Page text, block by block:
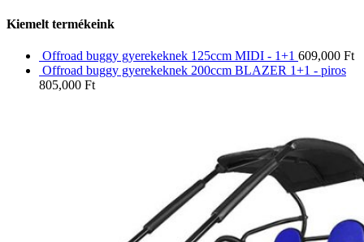
Kiemelt termékeink
Offroad buggy gyerekeknek 125ccm MIDI - 1+1 609,000 Ft
Offroad buggy gyerekeknek 200ccm BLAZER 1+1 - piros
805,000 Ft